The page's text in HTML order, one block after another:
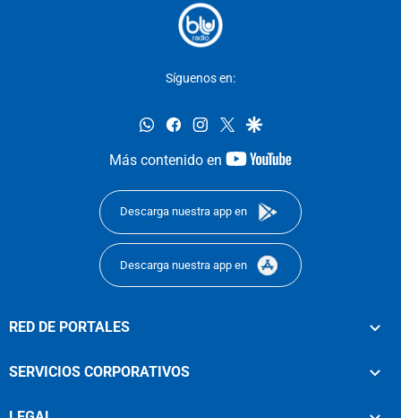
Síguenos en:
whatsappfacebookinstagram
twittergoogle
Más contenido en
youtube-
Descarga nuestra app en
Descarga nuestra app en
RED DE PORTALES
SERVICIOS CORPORATIVOS